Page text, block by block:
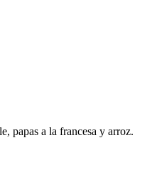
papas a la francesa y arroz.